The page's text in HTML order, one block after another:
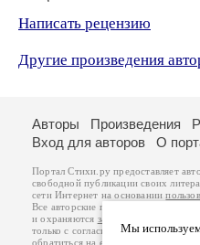
Написать рецензию
Другие произведения
Мы
Авторы Произведения
Вход для авторов
О
Портал Стихи.ру предоставляет
свободной публикации своих
сети Интернет на основании
Все авторские права на
и охраняются законом
.
только с согласия его автора, к
обратиться на его авторской